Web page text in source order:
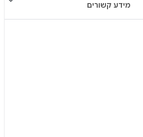
מידע קשורים